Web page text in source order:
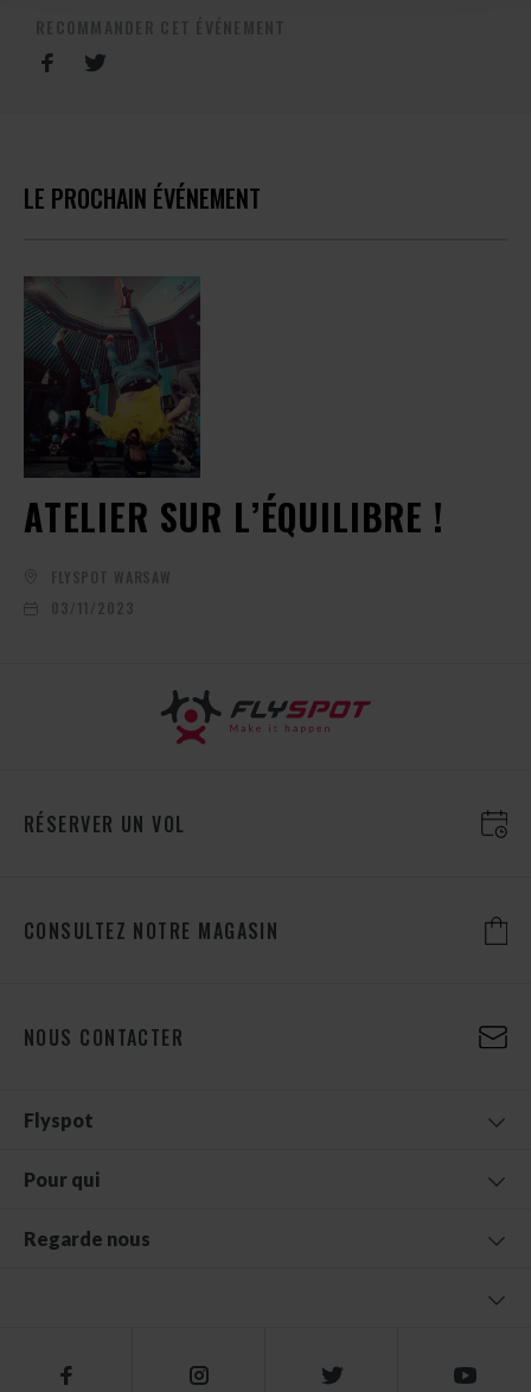
LE PROCHAIN ÉVÉNEMENT
ATELIER SUR L’ÉQUILIBRE !
FLYSPOT WARSAW
03/11/2023
RÉSERVER UN VOL
CONSULTEZ NOTRE MAGASIN
NOUS CONTACTER
Flyspot
Pour qui
Regarde nous